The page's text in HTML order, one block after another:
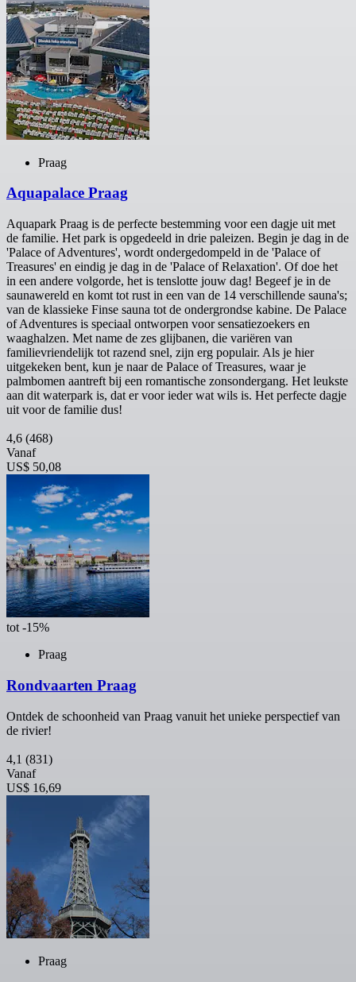
Praag
Aquapalace Praag
Aquapark Praag is de perfecte bestemming voor een dagje uit met
de familie. Het park is opgedeeld in drie paleizen. Begin je dag in de
'Palace of Adventures', wordt ondergedompeld in de 'Palace of
Treasures' en eindig je dag in de 'Palace of Relaxation'. Of doe het
in een andere volgorde, het is tenslotte jouw dag! Begeef je in de
saunawereld en komt tot rust in een van de 14 verschillende sauna's;
van de klassieke Finse sauna tot de ondergrondse kabine. De Palace
of Adventures is speciaal ontworpen voor sensatiezoekers en
waaghalzen. Met name de zes glijbanen, die variëren van
familievriendelijk tot razend snel, zijn erg populair. Als je hier
uitgekeken bent, kun je naar de Palace of Treasures, waar je
palmbomen aantreft bij een romantische zonsondergang. Het leukste
aan dit waterpark is, dat er voor ieder wat wils is. Het perfecte dagje
uit voor de familie dus!
4,6 (468)
Vanaf
US$ 50,08
tot -15%
Praag
Rondvaarten Praag
Ontdek de schoonheid van Praag vanuit het unieke perspectief van
de rivier!
4,1 (831)
Vanaf
US$ 16,69
Praag